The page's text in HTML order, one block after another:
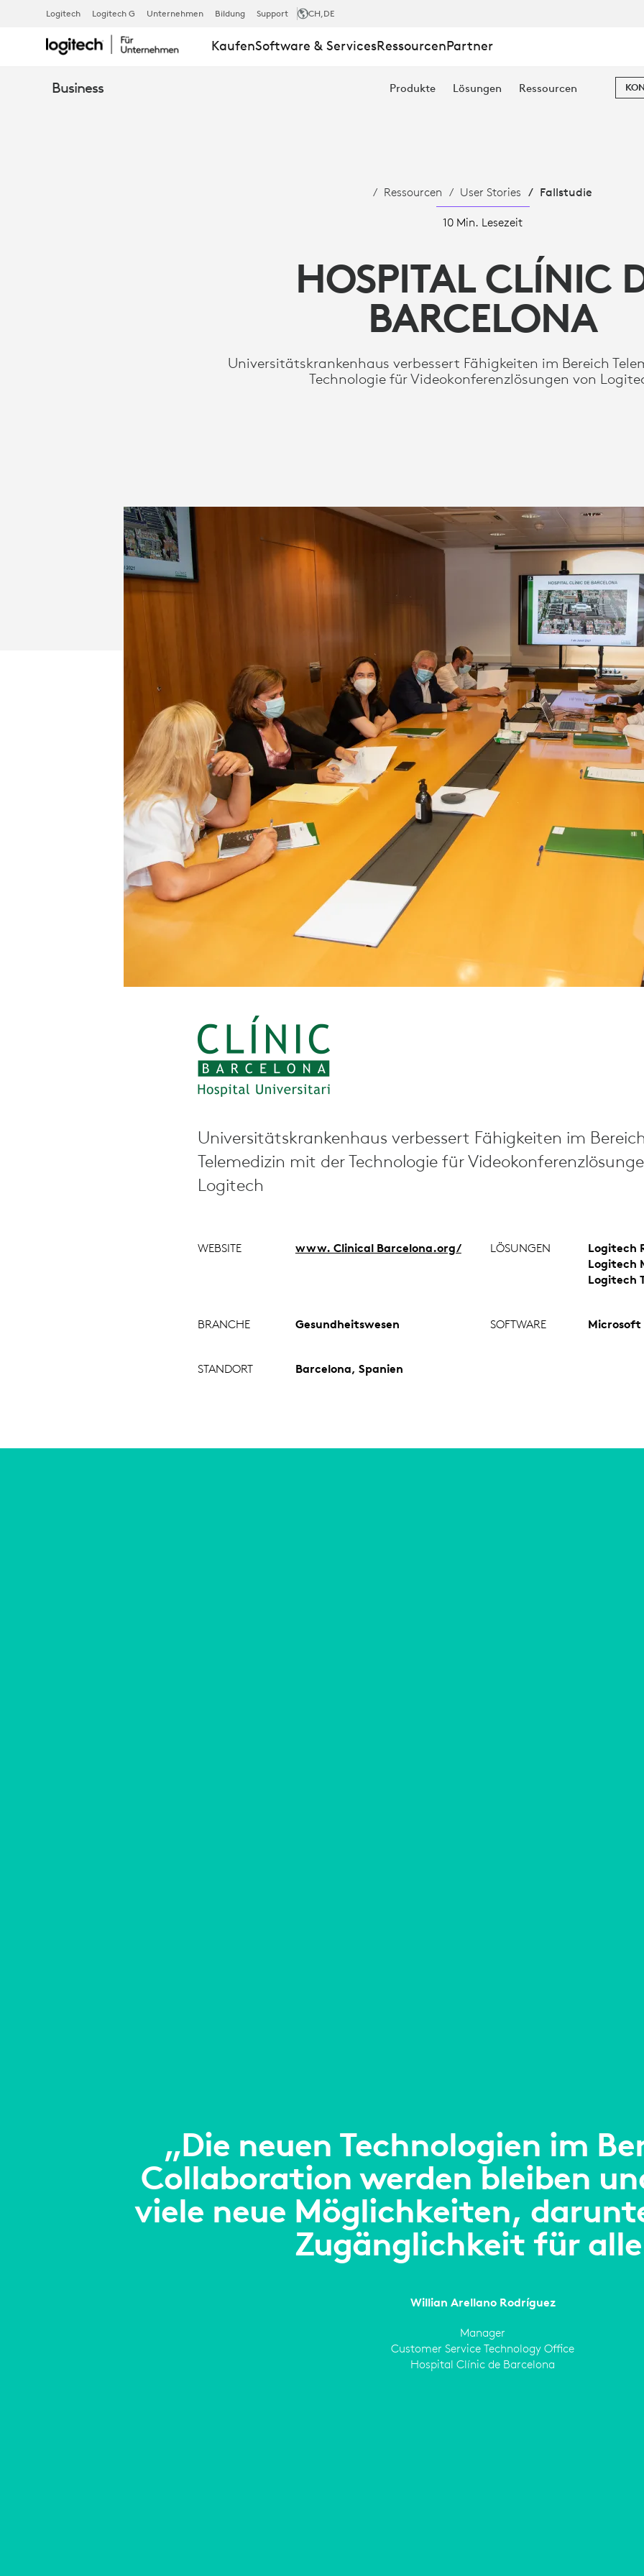
FALLSTUDIE:
HOSPITAL
LOGITECH
Logitech Logitech G Unternehmen Bildung Support CH,DE
KaufenSoftware & ServicesRessourcenPartner
Business Produkte Lösungen Ressourcen
Ressourcen User Stories Fallstudie
10 Min. Lesezeit
HOSPITAL CLÍNIC
BARCELONA
Universitätskrankenhaus verbessert Fähigkeiten im Bereich
Technologie für Videokonferenzlösungen von
Universitätskrankenhaus verbessert Fähigkeiten im Bereich
Telemedizin mit der Technologie für
Logitech
WEBSITE www. Clinical Barcelona.org/ LÖSUNGEN
Logitech
Logitech
Logitech
BRANCHE Gesundheitswesen SOFTWARE Microsoft
STANDORT Barcelona, Spanien
„Die neuen Technologien im
Collaboration werden bleiben
viele neue Möglichkeiten,
Zugänglichkeit für
Willian Arellano Rodríguez
Manager
Customer Service Technology Office
Hospital Clínic de Barcelona